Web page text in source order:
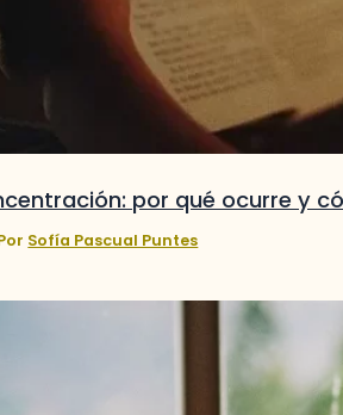
por qué ocurre y
Sofía Pascual Puntes